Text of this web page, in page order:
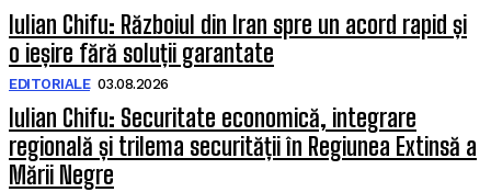
Iulian Chifu: Războiul din Iran spre un acord rapid și
o ieșire fără soluții garantate
EDITORIALE 03.08.2026
Iulian Chifu: Securitate economică, integrare
regională și trilema securității în Regiunea Extinsă a
Mării Negre